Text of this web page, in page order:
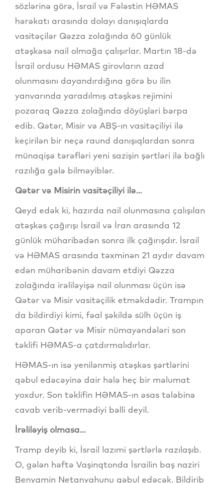
sözlərinə görə, İsrail və Fələstin HƏMAS
hərəkatı arasında dolayı danışıqlarda
vasitəçilər Qəzza zolağında 60 günlük
atəşkəsə nail olmağa çalışırlar. Martın 18-də
İsrail ordusu HƏMAS girovların azad
olunmasını dayandırdığına görə bu ilin
yanvarında yaradılmış atəşkəs rejimini
pozaraq Qəzza zolağında döyüşləri bərpa
edib. Qətər, Misir və ABŞ-ın vasitəçiliyi ilə
keçirilən bir neçə raund danışıqlardan sonra
münaqişə tərəfləri yeni sazişin şərtləri ilə bağlı
razılığa gələ bilməyiblər.
Qətər və Misirin vasitəçiliyi ilə...
Qeyd edək ki, hazırda nail olunmasına çalışılan
atəşkəs çağırışı İsrail və İran arasında 12
günlük müharibədən sonra ilk çağırışdır. İsrail
və HƏMAS arasında təxminən 21 aydır davam
edən müharibənin davam etdiyi Qəzza
zolağında irəliləyişə nail olunması üçün isə
Qətər və Misir vasitəçilik etməkdədir. Trampın
da bildirdiyi kimi, fəal şəkildə sülh üçün iş
aparan Qətər və Misir nümayəndələri son
təklifi HƏMAS-a çatdırmalıdırlar.
HƏMAS-ın isə yenilənmiş atəşkəs şərtlərini
qəbul edəcəyinə dair hələ heç bir məlumat
yoxdur. Son təklifin HƏMAS-ın əsas tələbinə
cavab verib-vermədiyi bəlli deyil.
İrəliləyiş olmasa...
Tramp deyib ki, İsrail lazımi şərtlərlə razılaşıb.
O, gələn həftə Vaşinqtonda İsrailin baş naziri
Benyamin Netanyahunu qəbul edəcək. Bildirib